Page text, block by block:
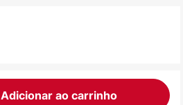
Adicionar ao carrinho